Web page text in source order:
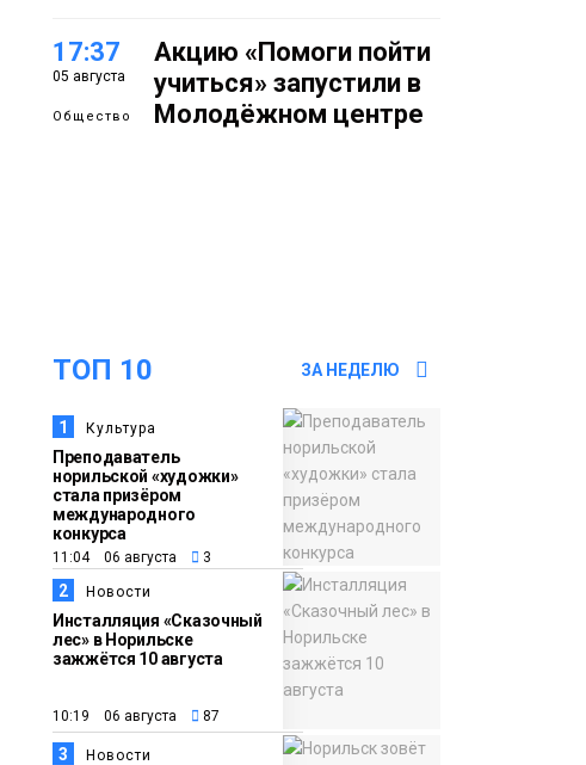
17:37
05 августа
Общество
Акцию «Помоги пойти
учиться» запустили в
Молодёжном центре
Новости
«Норникеля»
16:07
05 августа
Культура
Как в Норильске
прошёл юбилейный
День полярного
жирафа
15:22
05 августа
Спорт
Енисей проверил на
прочность: в Дудинке
впервые состоялся
заплыв X-WATERS на
12 км
ТОП 10 ЗА НЕДЕЛЮ
1 Культура
Преподаватель
норильской «художки»
стала призёром
международного
конкурса
11:04 06 августа 3
2 Новости
Инсталляция «Сказочный
лес» в Норильске
зажжётся 10 августа
10:19 06 августа 87
3 Новости